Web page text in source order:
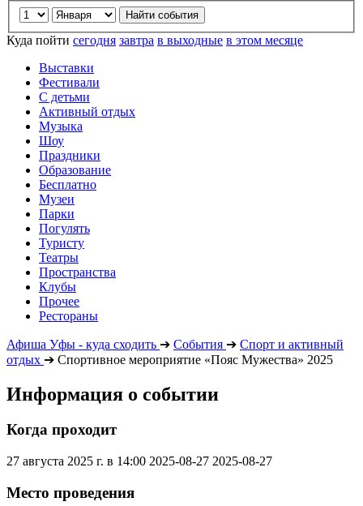
Куда пойти сегодня завтра в выходные в этом месяце
Выставки
Фестивали
С детьми
Активный отдых
Музыка
Шоу
Праздники
Образование
Бесплатно
Музеи
Парки
Погулять
Туристу
Театры
Пространства
Клубы
Прочее
Рестораны
Афиша Уфы - куда сходить ➔ События ➔ Спорт и активный
отдых ➔ Спортивное мероприятие «Пояс Мужества» 2025
Информация о событии
Когда проходит
27 августа 2025 г. в 14:00 2025-08-27 2025-08-27
Место проведения